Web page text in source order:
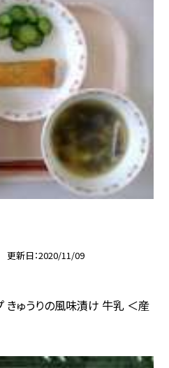
更新日 2020/11/09
きゅうりの風味漬け 牛乳 ＜産